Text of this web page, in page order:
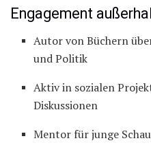
Engagement
Autor von Büchern
und Politik
Aktiv in sozialen
Diskussionen
Mentor für junge